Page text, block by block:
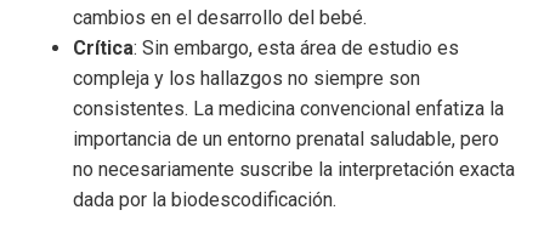
cambios en el desarrollo del bebé.
Crítica: Sin embargo, esta área de estudio es
compleja y los hallazgos no siempre son
consistentes. La medicina convencional enfatiza la
importancia de un entorno prenatal saludable, pero
no necesariamente suscribe la interpretación exacta
dada por la biodescodificación.